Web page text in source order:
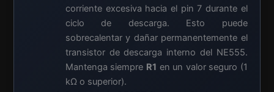
corriente excesiva hacia el pin 7 durante el
ciclo de descarga. Esto puede
sobrecalentar y dañar permanentemente el
transistor de descarga interno del NE555.
Mantenga siempre R1 en un valor seguro (1
kΩ o superior).